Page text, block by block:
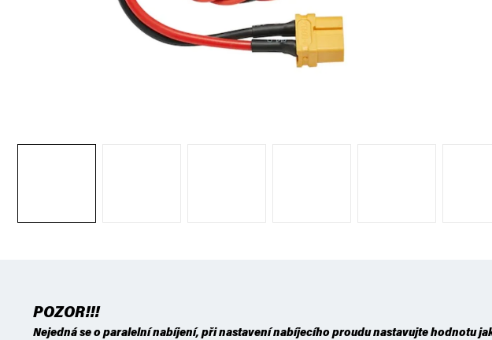
POZOR!!!
Nejedná se o paralelní nabíjení, při nastavení nabíjecího proudu nastavujte hodnotu